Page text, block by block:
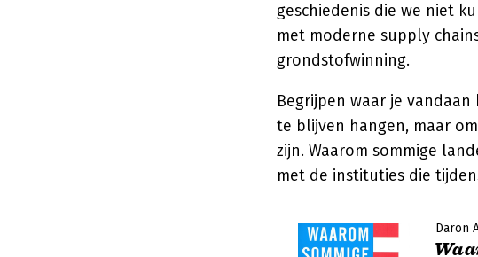
geschiedenis die we niet
met moderne supply
grondstofwinning.
Begrijpen waar je
te blijven hangen, maar
zijn. Waarom sommige
met de instituties die
Daron